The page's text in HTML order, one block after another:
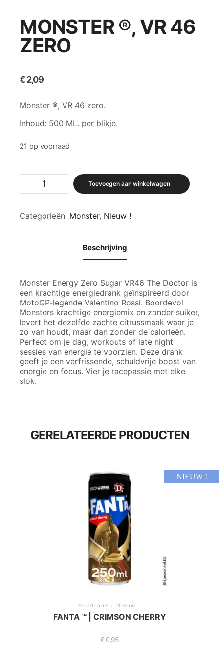
MONSTER ®, VR 46
ZERO
€2,09
Monster ®, VR 46 zero.
Inhoud: 500 ML. per blikje.
21 op voorraad
Monster
zero
Toevoegen aan winkelwagen
Categorieën: Monster, Nieuw !
Beschrijving
Monster Energy Zero Sugar VR46 The Doctor is
een krachtige energiedrank geïnspireerd door
MotoGP-legende Valentino Rossi. Boordevol
Monsters krachtige energiemix en zonder suiker,
levert het dezelfde zachte citrussmaak waar je
zo van houdt, maar dan zonder de calorieën.
Perfect om je dag, workouts of late night
sessies van energie te voorzien. Deze drank
geeft je een verfrissende, schuldvrije boost van
energie en focus. Vier je racepassie met elke
slok.
GERELATEERDE PRODUCTEN
NIEUW !
Frisdrank / Nieuw !
FANTA ™ | CRIMSON CHERRY
€ 0,95